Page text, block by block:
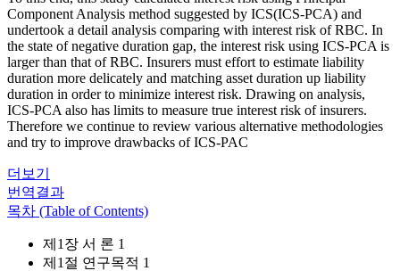
Component Analysis method suggested by ICS(ICS-PCA) and
undertook a detail analysis comparing with interest risk of RBC. In
the state of negative duration gap, the interest risk using ICS-PCA is
larger than that of RBC. Insurers must effort to estimate liability
duration more delicately and matching asset duration up liability
duration in order to minimize interest risk. Drawing on analysis,
ICS-PCA also has limits to measure true interest risk of insurers.
Therefore we continue to review various alternative methodologies
and try to improve drawbacks of ICS-PAC
더보기
번역결과
목차 (Table of Contents)
제1장 서 론 1
제1절 연구목적 1